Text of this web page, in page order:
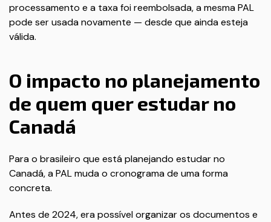
processamento e a taxa foi reembolsada, a mesma PAL
pode ser usada novamente — desde que ainda esteja
válida.
O impacto no planejamento
de quem quer estudar no
Canadá
Para o brasileiro que está planejando estudar no
Canadá, a PAL muda o cronograma de uma forma
concreta.
Antes de 2024, era possível organizar os documentos e